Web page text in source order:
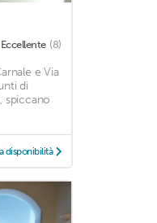
Eccellente (8)
e Via
di
spiccano
disponibilità